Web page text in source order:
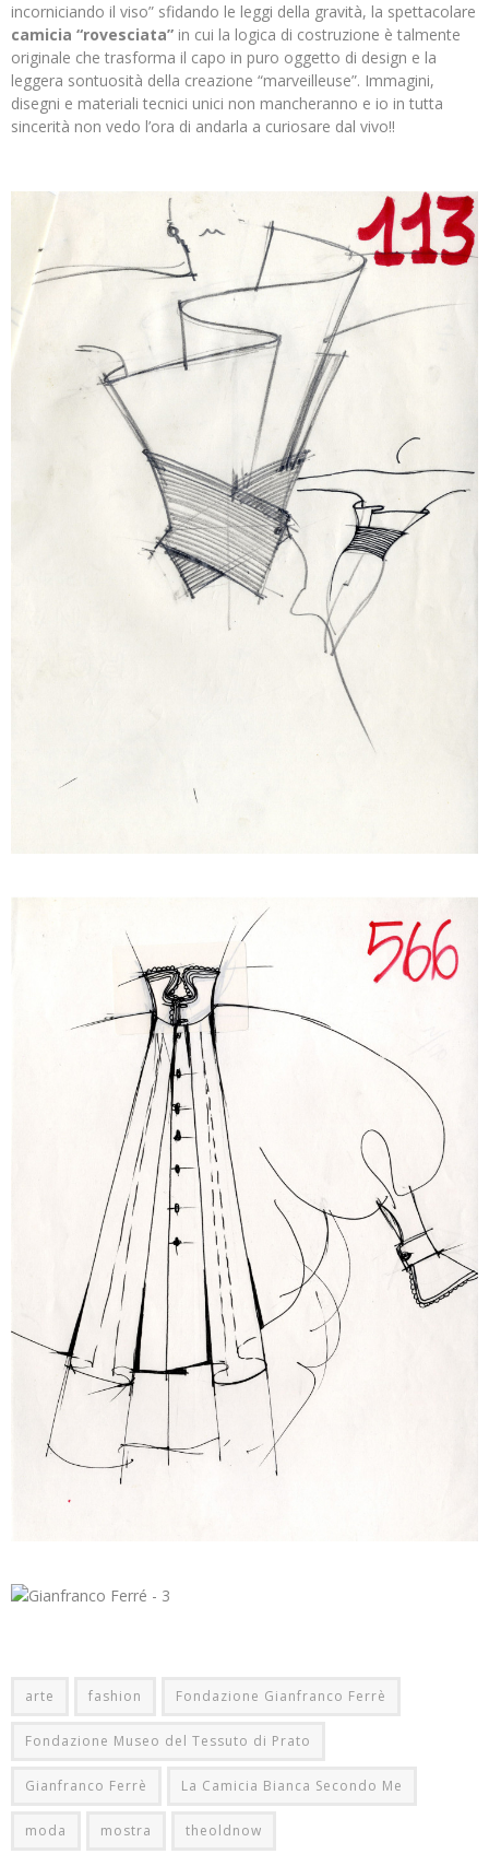
incorniciando il viso” sfidando le leggi della gravità, la spettacolare
camicia “rovesciata” in cui la logica di costruzione è talmente
originale che trasforma il capo in puro oggetto di design e la
leggera sontuosità della creazione “marveilleuse”. Immagini,
disegni e materiali tecnici unici non mancheranno e io in tutta
sincerità non vedo l’ora di andarla a curiosare dal vivo!!
arte fashion Fondazione Gianfranco Ferrè
Fondazione Museo del Tessuto di Prato
Gianfranco Ferrè La Camicia Bianca Secondo Me
moda mostra theoldnow